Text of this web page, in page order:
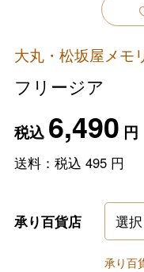
大丸・松坂屋メモ
フリージア
税込6,490 円
送料：税込 495円
承り百貨店
承り百